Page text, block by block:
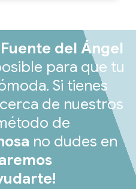
del Ángel
para que tu
Si tienes
de nuestros
de
no dudes en